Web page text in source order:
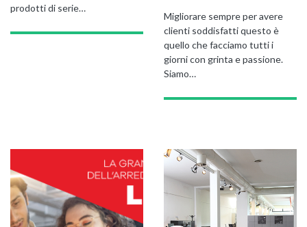
prodotti di serie…
Migliorare sempre per avere
clienti soddisfatti questo è
quello che facciamo tutti i
giorni con grinta e passione.
Siamo…